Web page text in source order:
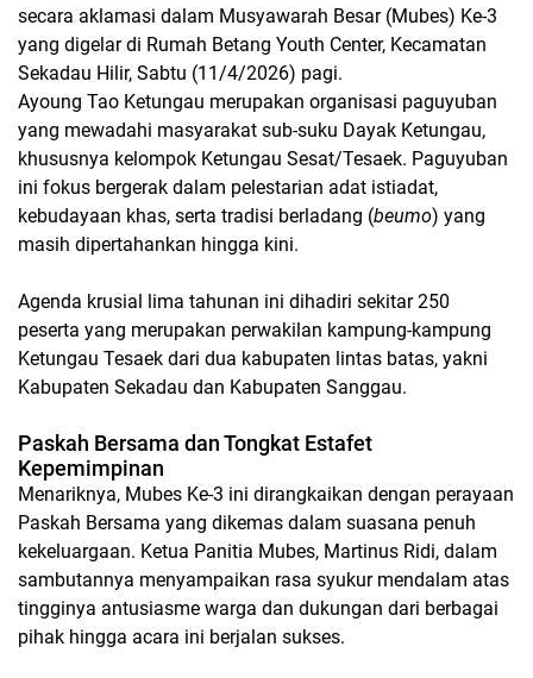
secara aklamasi dalam Musyawarah Besar (Mubes) Ke-3
yang digelar di Rumah Betang Youth Center, Kecamatan
Sekadau Hilir, Sabtu (11/4/2026) pagi.
​Ayoung Tao Ketungau merupakan organisasi paguyuban
yang mewadahi masyarakat sub-suku Dayak Ketungau,
khususnya kelompok Ketungau Sesat/Tesaek. Paguyuban
ini fokus bergerak dalam pelestarian adat istiadat,
kebudayaan khas, serta tradisi berladang (beumo) yang
masih dipertahankan hingga kini.
​Agenda krusial lima tahunan ini dihadiri sekitar 250
peserta yang merupakan perwakilan kampung-kampung
Ketungau Tesaek dari dua kabupaten lintas batas, yakni
Kabupaten Sekadau dan Kabupaten Sanggau.
Paskah Bersama dan Tongkat Estafet
Kepemimpinan
​Menariknya, Mubes Ke-3 ini dirangkaikan dengan perayaan
Paskah Bersama yang dikemas dalam suasana penuh
kekeluargaan. Ketua Panitia Mubes, Martinus Ridi, dalam
sambutannya menyampaikan rasa syukur mendalam atas
tingginya antusiasme warga dan dukungan dari berbagai
pihak hingga acara ini berjalan sukses.